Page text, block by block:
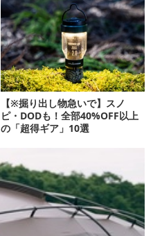
【※掘り出し物急いで】スノ
ピ・DODも！全部40%OFF以上
の「超得ギア」10選